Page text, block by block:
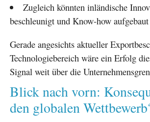
Zugleich könnten inländische
beschleunigt und Know-how
Gerade angesichts aktueller
Technologiebereich wäre ein Erfolg
Signal weit über die
Blick nach vorn:
den globalen